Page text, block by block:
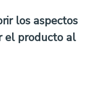
los aspectos
el producto al